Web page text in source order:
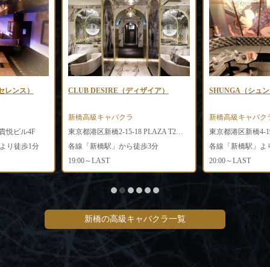
レンス）
悦ビル4F
り徒歩1分
CLUB DESIRE（ディザイア）
新橋高級キャバクラ
東京都港区新橋2-15-18 PLAZA T2ビル1F・2F
各線「新橋駅」から徒歩3分
19:00～LAST
SHUNGA（シュ
新橋高級キャバク
東京都港区新橋4-
各線「新橋駅」よ
20:00～LAST
新橋の高級キャバクラ一覧